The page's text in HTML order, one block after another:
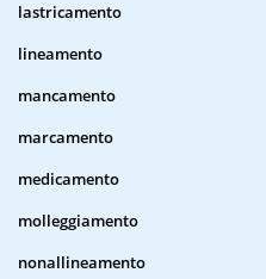
lastricamento
lineamento
mancamento
marcamento
medicamento
molleggiamento
nonallineamento